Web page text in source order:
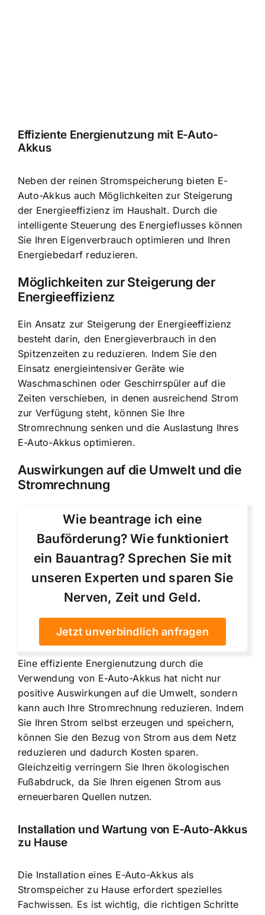
Effiziente Energienutzung mit E-Auto-
Akkus
Neben der reinen Stromspeicherung bieten E-
Auto-Akkus auch Möglichkeiten zur Steigerung
der Energieeffizienz im Haushalt. Durch die
intelligente Steuerung des Energieflusses können
Sie Ihren Eigenverbrauch optimieren und Ihren
Energiebedarf reduzieren.
Möglichkeiten zur Steigerung der
Energieeffizienz
Ein Ansatz zur Steigerung der Energieeffizienz
besteht darin, den Energieverbrauch in den
Spitzenzeiten zu reduzieren. Indem Sie den
Einsatz energieintensiver Geräte wie
Waschmaschinen oder Geschirrspüler auf die
Zeiten verschieben, in denen ausreichend Strom
zur Verfügung steht, können Sie Ihre
Stromrechnung senken und die Auslastung Ihres
E-Auto-Akkus optimieren.
Auswirkungen auf die Umwelt und die
Stromrechnung
Wie beantrage ich eine
Bauförderung? Wie funktioniert
ein Bauantrag? Sprechen Sie mit
unseren Experten und sparen Sie
Nerven, Zeit und Geld.
Jetzt unverbindlich anfragen
Eine effiziente Energienutzung durch die
Verwendung von E-Auto-Akkus hat nicht nur
positive Auswirkungen auf die Umwelt, sondern
kann auch Ihre Stromrechnung reduzieren. Indem
Sie Ihren Strom selbst erzeugen und speichern,
können Sie den Bezug von Strom aus dem Netz
reduzieren und dadurch Kosten sparen.
Gleichzeitig verringern Sie Ihren ökologischen
Fußabdruck, da Sie Ihren eigenen Strom aus
erneuerbaren Quellen nutzen.
Installation und Wartung von E-Auto-Akkus
zu Hause
Die Installation eines E-Auto-Akkus als
Stromspeicher zu Hause erfordert spezielles
Fachwissen. Es ist wichtig, die richtigen Schritte